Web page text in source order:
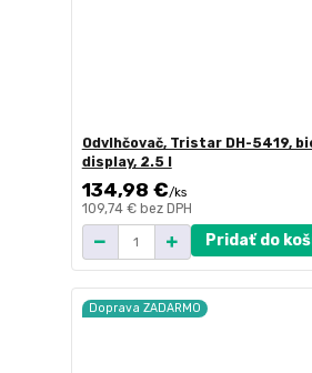
Odvlhčovač, Tristar DH-5419,
display, 2.5 l
134,98 €/ks
109,74 € bez DPH
Pridať do
Doprava ZADARMO